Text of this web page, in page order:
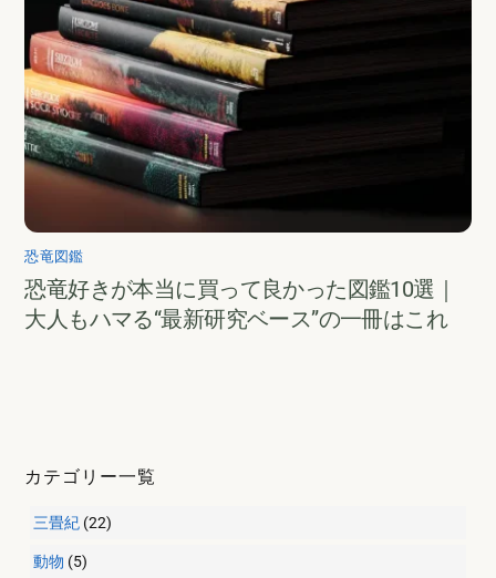
恐竜図鑑
恐竜好きが本当に買って良かった図鑑10選｜
大人もハマる“最新研究ベース”の一冊はこれ
カテゴリー一覧
三畳紀 (22)
動物 (5)